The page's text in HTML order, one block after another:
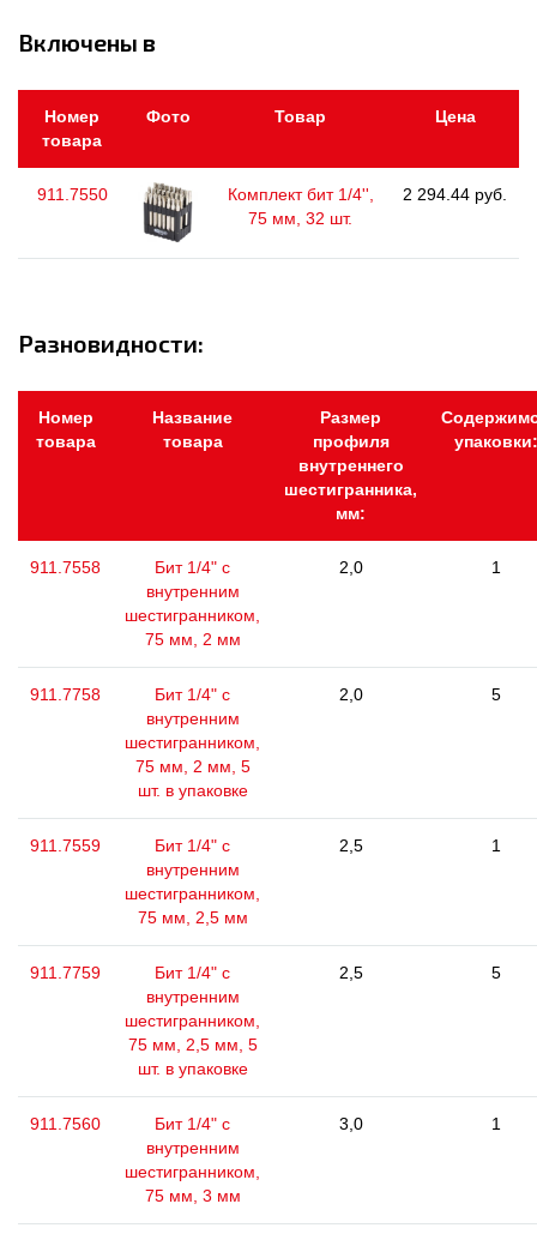
Включены в
Номер
товара
Фото Товар Цена
911.7550
Комплект бит 1/4'',
75 мм, 32 шт.
2 294.44 руб.
Разновидности:
Номер
товара
Название
товара
Размер
профиля
внутреннего
шестигранника,
мм:
упаковки:
911.7558
Бит 1/4" с
внутренним
шестигранником,
75 мм, 2 мм
2,0 1
911.7758
Бит 1/4" с
внутренним
шестигранником,
75 мм, 2 мм, 5
шт. в упаковке
2,0 5
911.7559
Бит 1/4" с
внутренним
шестигранником,
75 мм, 2,5 мм
2,5 1
911.7759
Бит 1/4" с
внутренним
шестигранником,
75 мм, 2,5 мм, 5
шт. в упаковке
2,5 5
911.7560
Бит 1/4" с
внутренним
шестигранником,
75 мм, 3 мм
3,0 1